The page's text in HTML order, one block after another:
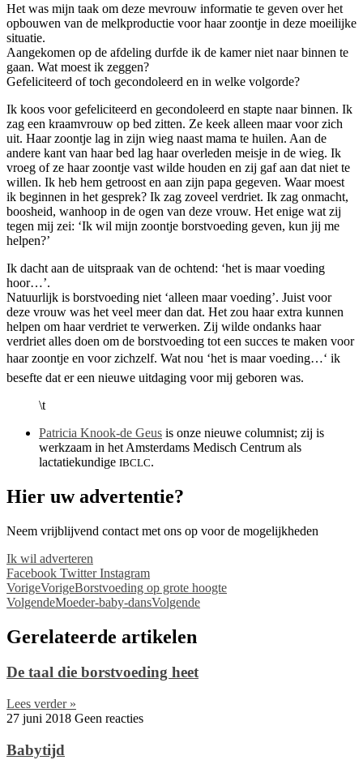
Het was mijn taak om deze mevrouw informatie te geven over het
opbouwen van de melkproductie voor haar zoontje in deze moeilijke
situatie.
Aangekomen op de afdeling durfde ik de kamer niet naar binnen te
gaan. Wat moest ik zeggen?
Gefeliciteerd of toch gecondoleerd en in welke volgorde?
Ik koos voor gefeliciteerd en gecondoleerd en stapte naar binnen. Ik
zag een kraamvrouw op bed zitten. Ze keek alleen maar voor zich
uit. Haar zoontje lag in zijn wieg naast mama te huilen. Aan de
andere kant van haar bed lag haar overleden meisje in de wieg. Ik
vroeg of ze haar zoontje vast wilde houden en zij gaf aan dat niet te
willen. Ik heb hem getroost en aan zijn papa gegeven. Waar moest
ik beginnen in het gesprek? Ik zag zoveel verdriet. Ik zag onmacht,
boosheid, wanhoop in de ogen van deze vrouw. Het enige wat zij
tegen mij zei: ‘Ik wil mijn zoontje borstvoeding geven, kun jij me
helpen?’
Ik dacht aan de uitspraak van de ochtend: ‘het is maar voeding
hoor…’.
Natuurlijk is borstvoeding niet ‘alleen maar voeding’. Juist voor
deze vrouw was het veel meer dan dat. Het zou haar extra kunnen
helpen om haar verdriet te verwerken. Zij wilde ondanks haar
verdriet alles doen om de borstvoeding tot een succes te maken voor
haar zoontje en voor zichzelf. Wat nou ‘het is maar voeding…‘ ik
besefte dat er een nieuwe uitdaging voor mij geboren was.
\t
Patricia Knook-de Geus is onze nieuwe columnist; zij is
werkzaam in het Amsterdams Medisch Centrum als
lactatiekundige IBCLC.
Hier uw advertentie?
Neem vrijblijvend contact met ons op voor de mogelijkheden
Ik wil adverteren
Facebook Twitter Instagram
VorigeVorigeBorstvoeding op grote hoogte
VolgendeMoeder-baby-dansVolgende
Gerelateerde artikelen
De taal die borstvoeding heet
Lees verder »
27 juni 2018 Geen reacties
Babytijd